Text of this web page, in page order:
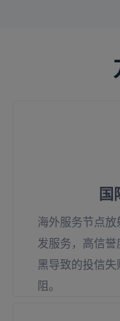
国
海外服务节点
发服务，高信
黑导致的投信
阻。